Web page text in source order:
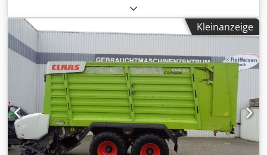
in Wagenmitte Loadsensing Steuerleitung BG2
Loadsensing BG4 Arbeitsscheinwerfer / 3 x LED Seitl.
Ausschwenkbarer Messerrahmen Einstiegstüre zum
Laderaum ISO BUS / Bedi Dkedpfxst Dxm Ue Ambsr
Kleinanzeige